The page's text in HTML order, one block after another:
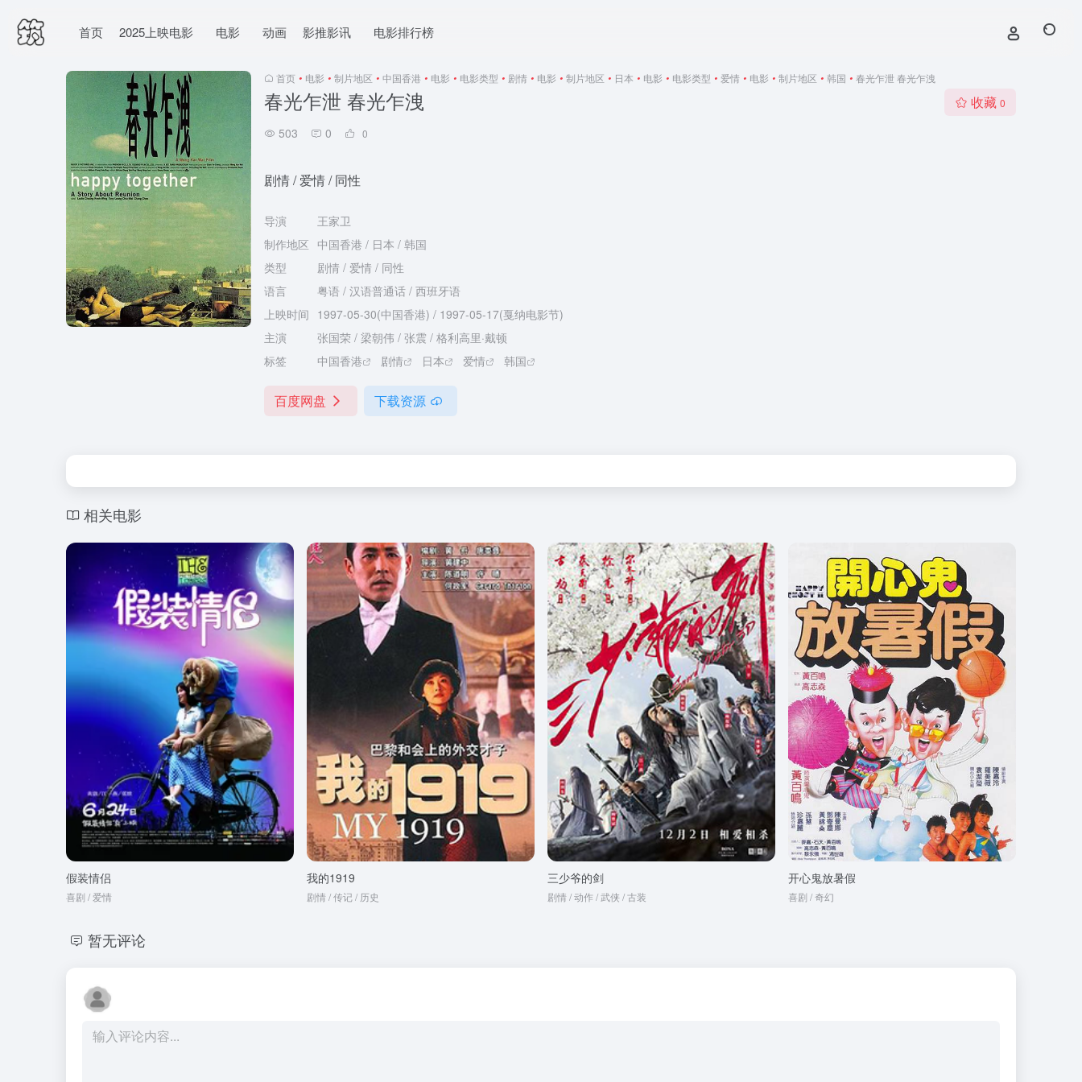
首页 2025上映电影 电影 动画 影推影讯 电影排行榜
首页 • 电影 • 制片地区 • 中国香港 • 电影 • 电影类型 • 剧情 • 电影 • 制片地区 • 日本 • 电影 • 电影类型 • 爱情 • 电影 • 制片地区 • 韩国 • 春光乍泄 春光乍洩
春光乍泄 春光乍洩
503 0 0
收藏 0
剧情 / 爱情 / 同性
导演
王家卫
制作地区 中国香港 / 日本 / 韩国
类型
剧情 / 爱情 / 同性
语言
粤语 / 汉语普通话 / 西班牙语
上映时间 1997-05-30(中国香港) / 1997-05-17(戛纳电影节)
主演
张国荣 / 梁朝伟 / 张震 / 格利高里·戴顿
标签
中国香港 剧情 日本 爱情 韩国
百度网盘 下载资源
相关电影
假装情侣
喜剧 / 爱情
我的1919
剧情 / 传记 / 历史
三少爷的剑
剧情 / 动作 / 武侠 / 古装
开心鬼放暑假
喜剧 / 奇幻
暂无评论